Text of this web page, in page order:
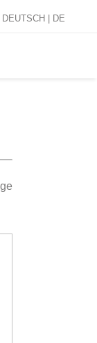
DEUTSCH | DE